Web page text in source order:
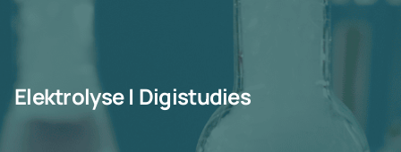
Elektrolyse | Digistudies